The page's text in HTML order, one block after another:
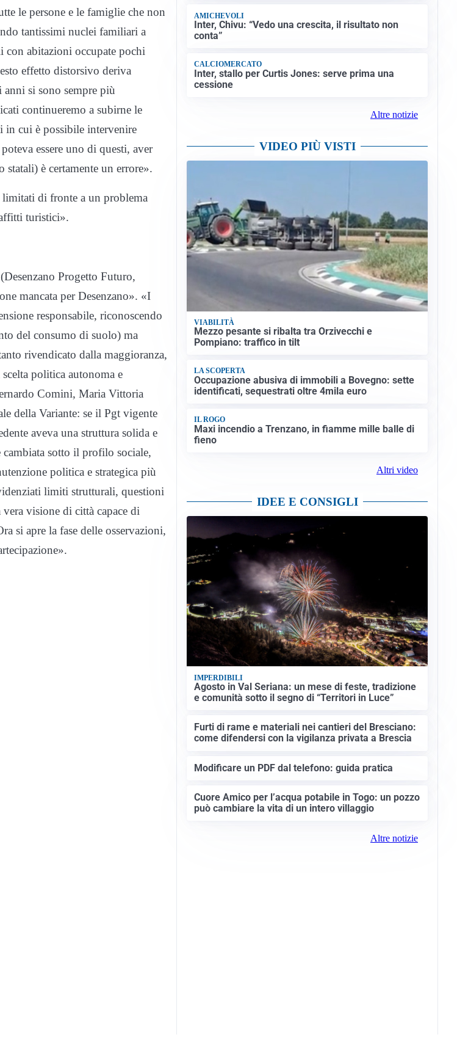
le persone e le famiglie che non
tantissimi nuclei familiari a
con abitazioni occupate pochi
effetto distorsivo deriva
si sono sempre più
continueremo a subirne le
in cui è possibile intervenire
poteva essere uno di questi, aver
è certamente un errore».
limitati di fronte a un problema
turistici».
(Desenzano Progetto Futuro,
mancata perDesenzano». «I
responsabile, riconoscendo
del consumo di suolo) ma
rivendicato dalla maggioranza,
politica autonoma e
Comini, Maria Vittoria
della Variante: se il Pgt vigente
aveva una struttura solida e
sotto il profilo sociale,
politica e strategica più
limiti strutturali, questioni
visione di città capace di
si apre la fase delle osservazioni,
AMICHEVOLI
Inter, Chivu: “Vedo una crescita, il risultato non
conta”
CALCIOMERCATO
Inter, stallo per Curtis Jones: serve prima una
cessione
Altre notizie
VIDEO PIÙ VISTI
VIABILITÀ
Mezzo pesante si ribalta tra Orzivecchi e
Pompiano: traffico in tilt
LA SCOPERTA
Occupazione abusiva di immobili a Bovegno: sette
identificati, sequestrati oltre 4mila euro
IL ROGO
Maxi incendio a Trenzano, in fiamme mille balle di
fieno
Altri video
IDEE E CONSIGLI
IMPERDIBILI
Agosto in Val Seriana: un mese di feste, tradizione
e comunità sotto il segno di “Territori in Luce”
Furti di rame e materiali nei cantieri del Bresciano:
come difendersi con la vigilanza privata a Brescia
Modificare un PDF dal telefono: guida pratica
Cuore Amico per l’acqua potabile in Togo: un pozzo
può cambiare la vita di un intero villaggio
Altre notizie